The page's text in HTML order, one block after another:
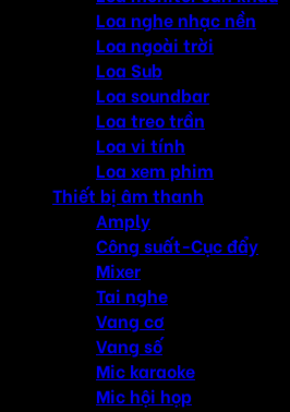
Loa nghe nhạc nền
Loa ngoài trời
Loa Sub
Loa soundbar
Loa treo trần
Loa vi tính
Loa xem phim
Thiết bị âm thanh
Amply
Công suất-Cục đẩy
Mixer
Tai nghe
Vang cơ
Vang số
Mic karaoke
Mic hội họp